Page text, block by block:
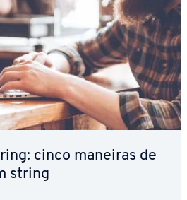
cinco maneiras de
string